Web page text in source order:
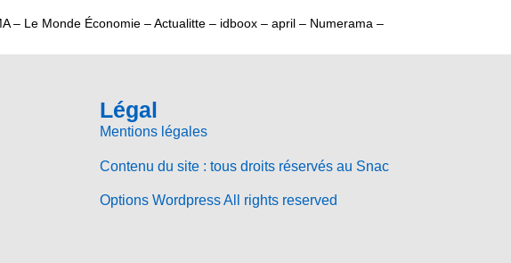
– Le Monde Économie – Actualitte – idboox – april – Numerama –
Légal
Mentions légales
Contenu du site : tous droits réservés au Snac
Options Wordpress All rights reserved